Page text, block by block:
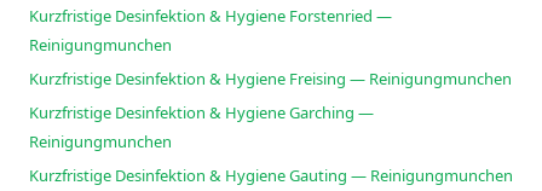
Kurzfristige Desinfektion & Hygiene Forstenried —
Reinigungmunchen
Kurzfristige Desinfektion & Hygiene Freising — Reinigungmunchen
Kurzfristige Desinfektion & Hygiene Garching —
Reinigungmunchen
Kurzfristige Desinfektion & Hygiene Gauting — Reinigungmunchen